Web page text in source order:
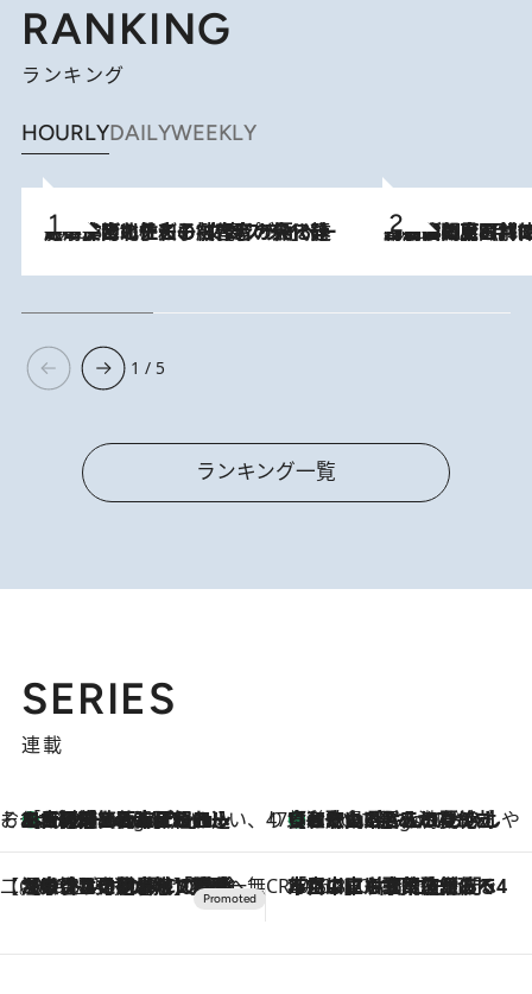
RANKING
ランキング
HOURLYDAILYWEEKLY
2026.8.3
《「文士の子ども被害者の会」発足！》阿川佐和子（72）が語る遠藤周作に北杜夫、劇作家・矢代静一の子どもたちの“文豪プライベート事件簿” 2026.8.8
「最後に見られてよかった」上野動物園の東園パンダ舎が解体前に特別公開。8月16日まで延長されたパネル展と共に辿る“半世紀”のパンダ飼育《解体工事の図面あり》
1 / 5
ランキング一覧
SERIES
連載
そおだよおこの関西おいしい、おやつ紀行
4 Hours Ago
［大阪府箕面市］一皿一皿目の前で仕上げられる、料理を巧みに組み込んだアシェットデセールコース「ミチル アシェット デセール（Michiru assiette dessert）」 47都道府県の手みやげ ひんやりスイーツで夏を満喫
4 Hours Ago
【和歌山県】この夏絶対食べたい 冷やしておいしいおやつ3選 みかんがごろっと丸ごと入ったジュレ
【CREA×星野リゾート】唯一無二。癒しと発見が待つ場所へ
2026.8.7
【トンボの足水浴】ヒノキの香りに包まれて涼感マックス！約13℃の湧水かけ流しを避暑地「星野温泉 トンボの湯」で体験 CREA'S CHOICE
2026.8.7
「立川にも歌舞伎があるんだよ」 片岡仁左衛門・市川中車ら豪華座組みで4年目の立川立飛歌舞伎へ